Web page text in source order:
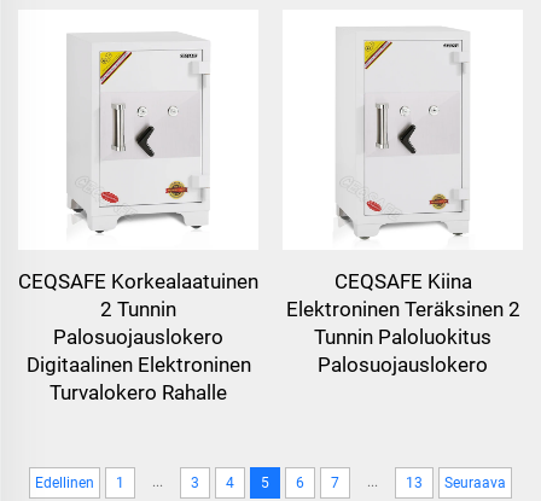
CEQSAFE Korkealaatuinen
2 Tunnin
Palosuojauslokero
Digitaalinen Elektroninen
Turvalokero Rahalle
CEQSAFE Kiina
Elektroninen Teräksinen 2
Tunnin Paloluokitus
Palosuojauslokero
Edellinen 1 ... 3 4 5 6 7 ... 13 Seuraava